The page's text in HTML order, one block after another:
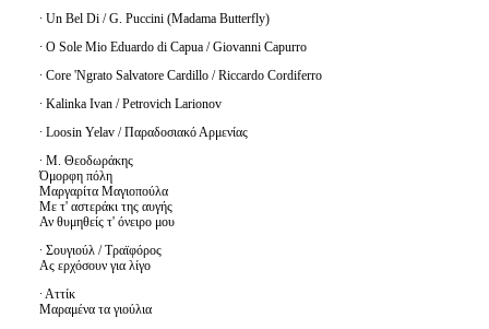
· Un Bel Di / G. Puccini (Madama Butterfly)
· O Sole Mio Eduardo di Capua / Giovanni Capurro
· Core 'Ngrato Salvatore Cardillo / Riccardo Cordiferro
· Kalinka Ivan / Petrovich Larionov
· Loosin Yelav / Παραδοσιακό Αρμενίας
· Μ. Θεοδωράκης
Όμορφη πόλη
Μαργαρίτα Μαγιοπούλα
Με τ' αστεράκι της αυγής
Αν θυμηθείς τ' όνειρο μου
· Σουγιούλ / Τραϊφόρος
Ας ερχόσουν για λίγο
· Αττίκ
Μαραμένα τα γιούλια